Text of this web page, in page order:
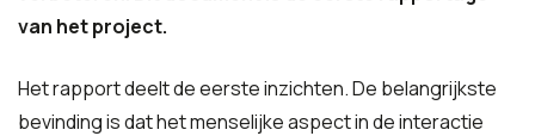
van het project.
Het rapport deelt de eerste inzichten. De belangrijkste
bevinding is dat het menselijke aspect in de interactie